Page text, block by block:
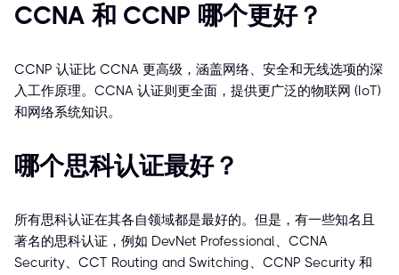
CCNA 和 CCNP 哪个更好？
CCNP 认证比 CCNA 更高级，涵盖网络、安全和无线选项的深
入工作原理。CCNA 认证则更全面，提供更广泛的物联网 (IoT)
和网络系统知识。
哪个思科认证最好？
所有思科认证在其各自领域都是最好的。但是，有一些知名且
著名的思科认证，例如 DevNet Professional、CCNA
Security、CCT Routing and Switching、CCNP Security 和